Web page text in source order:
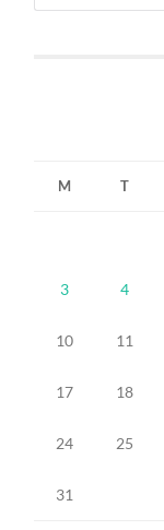
M T
3 4
10 11
17 18
24 25
31